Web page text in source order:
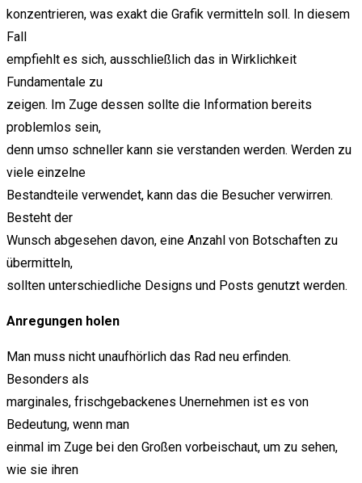
konzentrieren, was exakt die Grafik vermitteln soll. In diesem
Fall
empfiehlt es sich, ausschließlich das in Wirklichkeit
Fundamentale zu
zeigen. Im Zuge dessen sollte die Information bereits
problemlos sein,
denn umso schneller kann sie verstanden werden. Werden zu
viele einzelne
Bestandteile verwendet, kann das die Besucher verwirren.
Besteht der
Wunsch abgesehen davon, eine Anzahl von Botschaften zu
übermitteln,
sollten unterschiedliche Designs und Posts genutzt werden.
Anregungen holen
Man muss nicht unaufhörlich das Rad neu erfinden.
Besonders als
marginales, frischgebackenes Unernehmen ist es von
Bedeutung, wenn man
einmal im Zuge bei den Großen vorbeischaut, um zu sehen,
wie sie ihren